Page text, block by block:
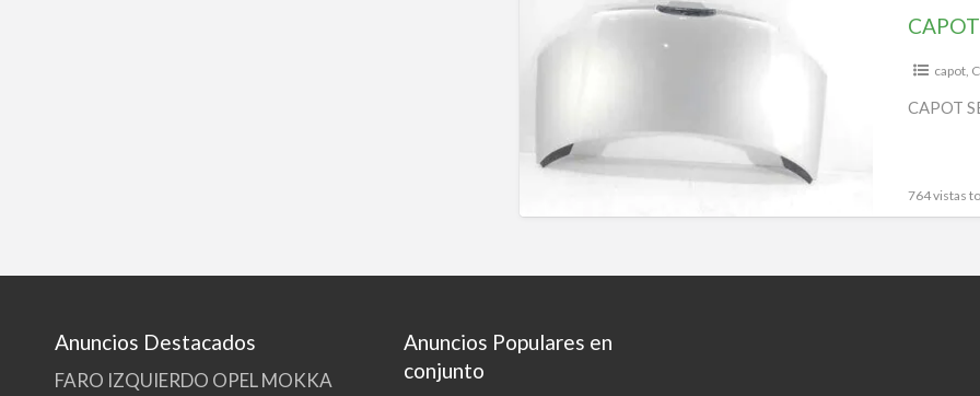
ALHAMBRA
capot,
CAPOT
764 vistas
Anuncios Destacados
FARO IZQUIERDO OPEL MOKKA
Anuncios Populares en
conjunto